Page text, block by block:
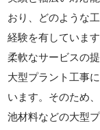
おり、どのような
経験を有していま
柔軟なサービスの
大型プラント工事
います。そのため
池材料などの大型